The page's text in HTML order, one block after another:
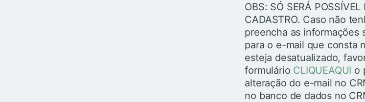
OBS: SÓ SERÁ
CADASTRO. Caso não
preencha as informações
para o e-mail que consta
esteja desatualizado,
formulário CLIQUEAQUI o
alteração do e-mail no
no banco de dados no